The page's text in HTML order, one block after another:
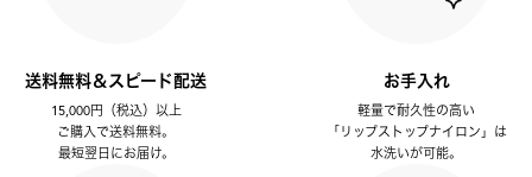
送料無料＆スピード配送
15,000円（税込）以上
ご購入で送料無料。
最短翌日にお届け。
お手入れ
軽量で耐久性の高い
「リップストップナイロン」は
水洗いが可能。